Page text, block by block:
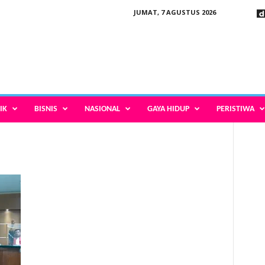
JUMAT, 7 AGUSTUS 2026
BISNIS NASIONAL GAYA HIDUP PERISTIWA